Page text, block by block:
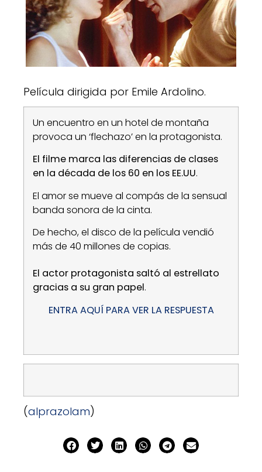
Película dirigida por Emile Ardolino.
Un encuentro en un hotel de montaña
provoca un ‘flechazo’ en la protagonista.
El filme marca las diferencias de clases
en la década de los 60 en los EE.UU.
El amor se mueve al compás de la sensual
banda sonora de la cinta.
De hecho, el disco de la película vendió
más de 40 millones de copias.
El actor protagonista saltó al estrellato
gracias a su gran papel.
ENTRA AQUÍ PARA VER LA RESPUESTA
(alprazolam)